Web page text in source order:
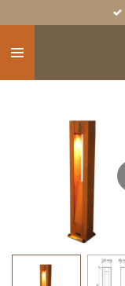
naar
hoofdinhoud